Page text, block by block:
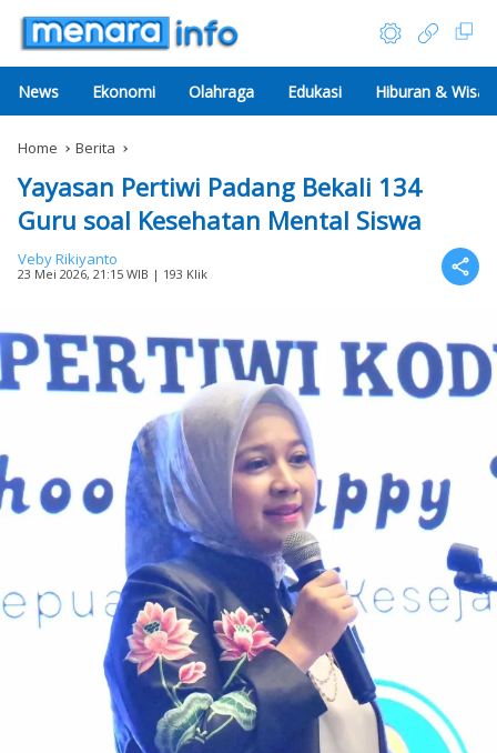
News Ekonomi Olahraga Edukasi Hiburan &
Home Berita
Yayasan Pertiwi Padang Bekali 134
Guru soal Kesehatan Mental Siswa
Veby Rikiyanto
23 Mei 2026, 21:15 WIB | 193 Klik